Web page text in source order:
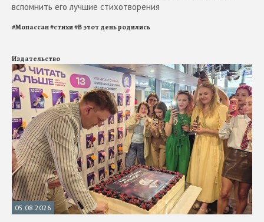
вспомнить его лучшие стихотворения
#Мопассан#стихи#В этот день родились
Издательство
05.08.2026